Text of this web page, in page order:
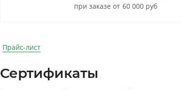
при заказе от 60 000 руб
Прайс-лист
Сертификаты